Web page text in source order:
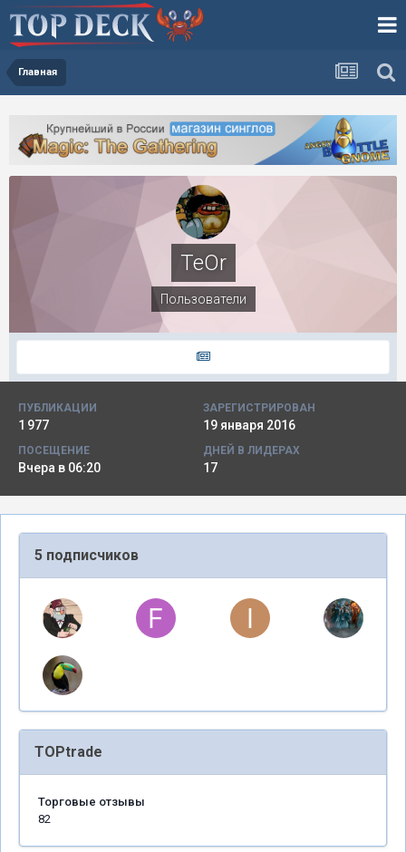
Главная
TeOr
Пользователи
ПУБЛИКАЦИИ
1 977
ЗАРЕГИСТРИРОВАН
19 января 2016
ПОСЕЩЕНИЕ
Вчера в 06:20
ДНЕЙ В ЛИДЕРАХ
17
5 подписчиков
TOPtrade
Торговые отзывы
82